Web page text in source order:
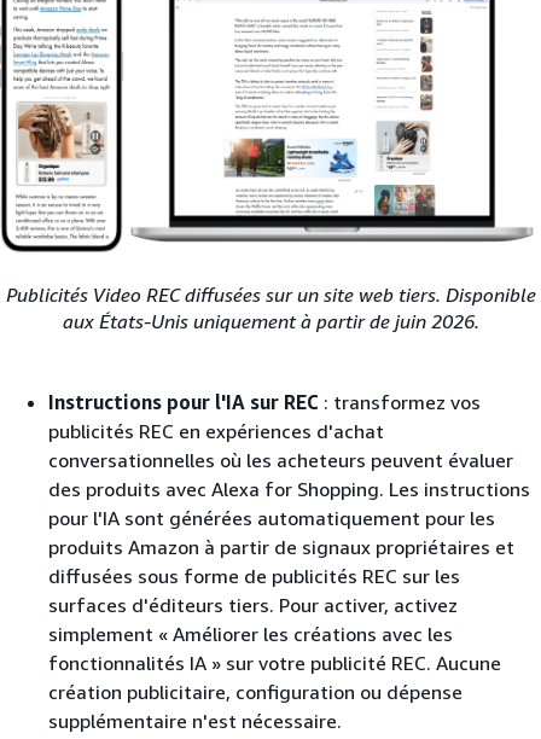
Publicités Video REC diffusées sur un site web tiers. Disponible
aux États-Unis uniquement à partir de juin 2026.
Instructions pour l'IA sur REC : transformez vos
publicités REC en expériences d'achat
conversationnelles où les acheteurs peuvent évaluer
des produits avec Alexa for Shopping. Les instructions
pour l'IA sont générées automatiquement pour les
produits Amazon à partir de signaux propriétaires et
diffusées sous forme de publicités REC sur les
surfaces d'éditeurs tiers. Pour activer, activez
simplement « Améliorer les créations avec les
fonctionnalités IA » sur votre publicité REC. Aucune
création publicitaire, configuration ou dépense
supplémentaire n'est nécessaire.